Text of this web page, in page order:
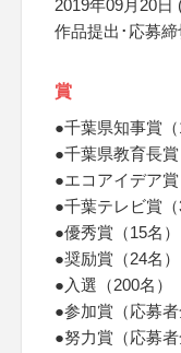
2019年09月20日
作品提出･応募
賞
●千葉県知事賞
●千葉県教育長
●エコアイデア
●千葉テレビ賞
●優秀賞（15名
●奨励賞（24名
●入選（200名
●参加賞（応募
●努力賞（応募